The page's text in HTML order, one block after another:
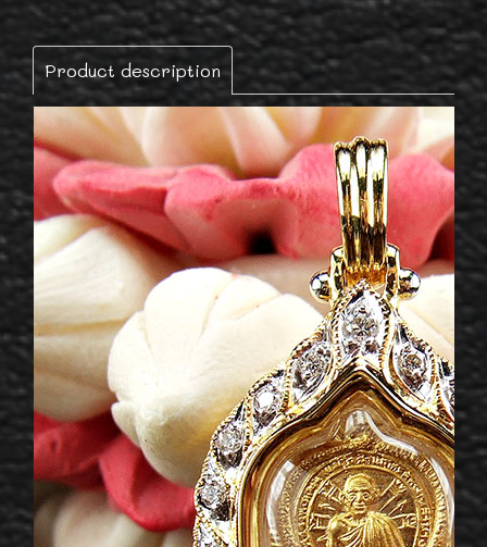
Product description